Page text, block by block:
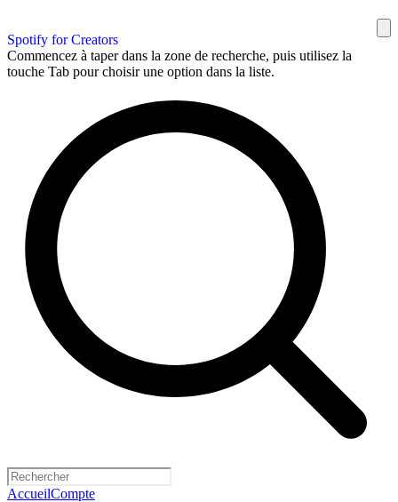
Spotify for Creators
Commencez à taper dans la zone de recherche, puis utilisez la
touche Tab pour choisir une option dans la liste.
AccueilCompte